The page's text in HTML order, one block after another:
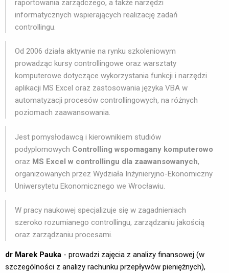
raportowania zarządczego, a także narzędzi
informatycznych wspierających realizację zadań
controllingu.
Od 2006 działa aktywnie na rynku szkoleniowym
prowadząc kursy controllingowe oraz warsztaty
komputerowe dotyczące wykorzystania funkcji i narzędzi
aplikacji MS Excel oraz zastosowania języka VBA w
automatyzacji procesów controllingowych, na różnych
poziomach zaawansowania.
Jest pomysłodawcą i kierownikiem studiów
podyplomowych Controlling wspomagany komputerowo
oraz MS Excel w controllingu dla zaawansowanych,
organizowanych przez Wydziała Inżynieryjno-Ekonomiczny
Uniwersytetu Ekonomicznego we Wrocławiu.
W pracy naukowej specjalizuje się w zagadnieniach
szeroko rozumianego controllingu, zarządzaniu jakością
oraz zarządzaniu procesami.
dr Marek Pauka - prowadzi zajęcia z analizy finansowej (w
szczególności z analizy rachunku przepływów pieniężnych),